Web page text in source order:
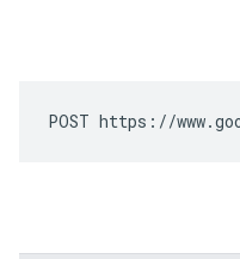
POST https://